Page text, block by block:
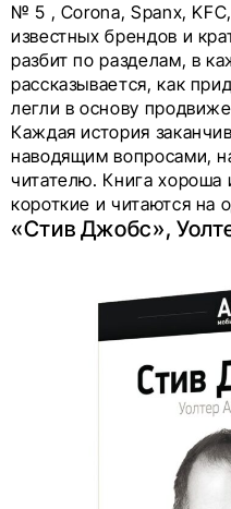
№ 5 , Corona, Spanx,
известных брендов и
разбит по разделам, в
рассказывается, как
легли в основу
Каждая история
наводящим вопросами,
читателю. Книга хороша
короткие и читаются на
«Стив Джобс»,